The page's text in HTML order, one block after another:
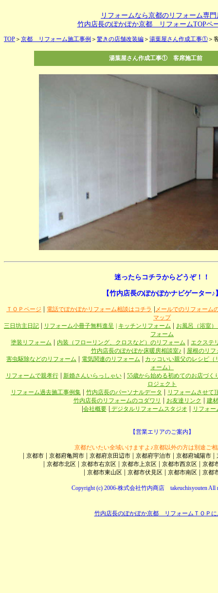
リフォームなら京都のリフォーム専門
竹内店長のぽかぽか京都 リフォームTOPペ
TOP ＞ 京都 リフォーム施工事例 ＞ 驚きの店舗改装編 ＞ 湯葉屋さん作成工事① ＞
湯葉屋さん作成工事① 客席施工前
迷ったらコチラからどうぞ！！
【竹内店長のぽかぽかナビゲーター♪
ＴＯＰページ 電話でぽかぽかリフォーム相談はコチラ
メールでのリフォーム
マップ
三日坊主日記
リフォーム小冊子無料進呈 キッチンリフォーム
お風呂（浴室
フォーム
塗装リフォーム
内装（フローリング、クロスなど）のリフォーム
エクステ
竹内店長のぽかぽか床暖房相談室♪
屋根のリフ
害虫駆除などのリフォーム
電気関連のリフォーム
カッコいい親父のレシピ（
ォーム）
リフォームで親孝行| 新婚さんいらっしゃい| 55歳から始める初めてのお店づく
ロジェクト
リフォーム過去施工事例集
竹内店長のパーソナルデータ
リフォームさせて
竹内店長のリフォームのコダワリ
お友達リンク 建
会社概要| デジタルリフォームスタジオ リフォー
【営業エリアのご案内】
京都だいたい全域いけますよ♪京都以外の方は別途ご
京都市 京都府亀岡市 京都府京田辺市 京都府宇治市 京都府城陽市
京都市北区| 京都市右京区| 京都市上京区| 京都市西京区| 京都
京都市東山区| 京都市伏見区| 京都市南区| 京都
Copyright (c) 2006-株式会社竹内商店 takeuchisyouten All
竹内店長のぽかぽか京都 リフォームＴＯＰに